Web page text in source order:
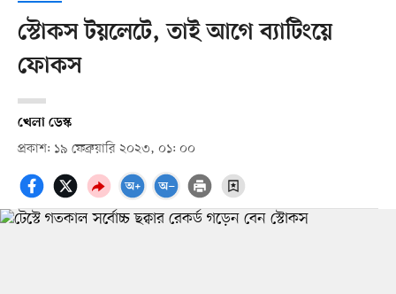
স্টোকস টয়লেটে, তাই আগে ব্যাটিংয়ে
ফোকস
খেলা ডেস্ক
প্রকাশ: ১৯ ফেব্রুয়ারি ২০২৩, ০১: ০০